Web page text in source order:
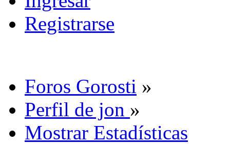
Registrarse
Foros Gorosti »
Perfil de jon »
Mostrar Estadísticas